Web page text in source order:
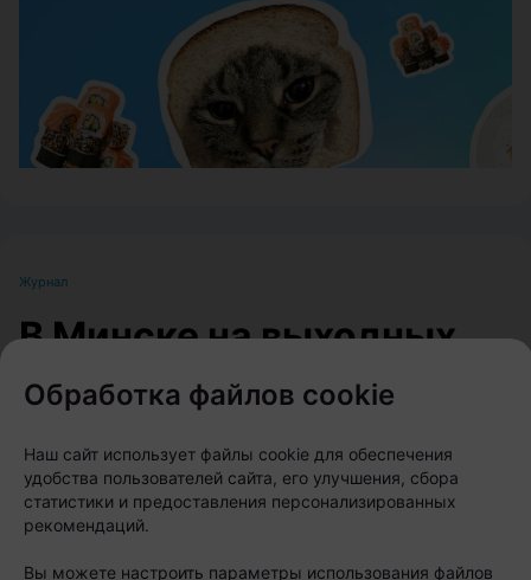
Журнал
В Минске на выходных
пройдет большой
фестиваль для
любителей животных
Автор:relax.by, 07.08.2026
Обработка файлов cookie
Наш сайт использует файлы cookie для обеспечения
удобства пользователей сайта, его улучшения, сбора
статистики и предоставления персонализированных
рекомендаций.
Вы можете настроить параметры использования файлов